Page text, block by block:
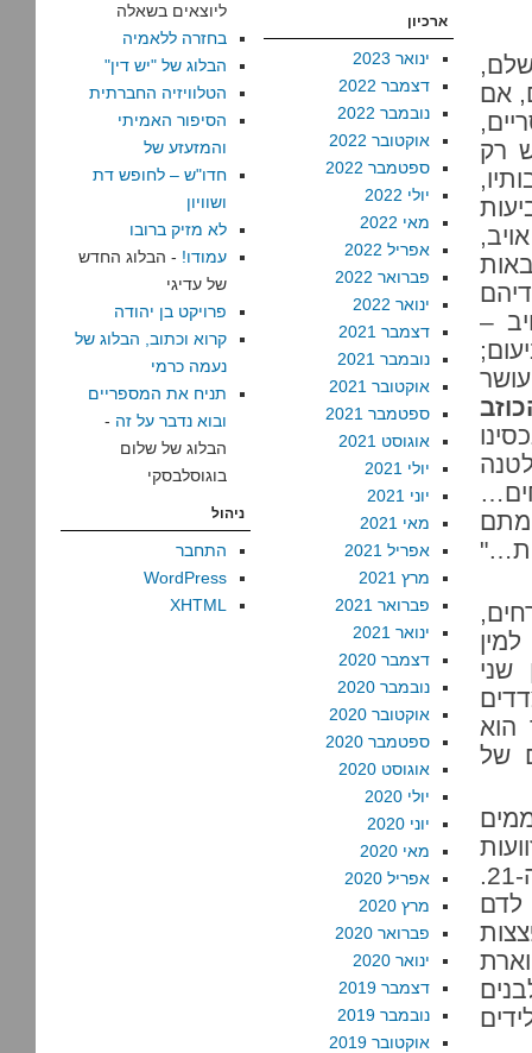
אם
רק
–
שני
הוא
של
שהרשו לעצמם המתקוממים היוונים בתחילת המאה ה-21.
לדם
ארכיון
ינואר 2023
דצמבר 2022
נובמבר 2022
אוקטובר 2022
ספטמבר 2022
יולי 2022
מאי 2022
אפריל 2022
פברואר 2022
ינואר 2022
דצמבר 2021
נובמבר 2021
אוקטובר 2021
ספטמבר 2021
אוגוסט 2021
יולי 2021
יוני 2021
מאי 2021
אפריל 2021
מרץ 2021
פברואר 2021
ינואר 2021
דצמבר 2020
נובמבר 2020
אוקטובר 2020
ספטמבר 2020
אוגוסט 2020
יולי 2020
יוני 2020
מאי 2020
אפריל 2020
מרץ 2020
פברואר 2020
ינואר 2020
דצמבר 2019
נובמבר 2019
אוקטובר 2019
ליוצאים בשאלה
בחזרה ללאמיה
הבלוג של "יש דין"
הטלוויזיה החברתית
הסיפור האמיתי
והמזעזע של
חדו"ש – לחופש דת
ושוויון
לא מזיק ברובו
עמודו! - הבלוג החדש
של עדיגי
פרויקט בן יהודה
קרוא וכתוב, הבלוג של
נעמה כרמי
תניח את המספריים
ובוא נדבר על זה -
הבלוג של שלום
בוגוסלבסקי
ניהול
התחבר
WordPress
XHTML